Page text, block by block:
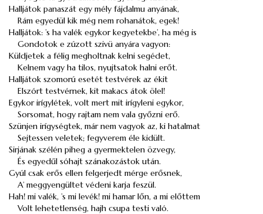
Halljátok panaszát egy mély fájdalmu anyának,
Rám egyedül kik még nem rohanátok, egek!
Halljátok: ’s ha valék egykor kegyetekbe’, ha még is
Gondotok e zúzott szivü anyára vagyon:
Küldjetek a félig megholtnak kelni segédet,
Kelnem vagy ha tilos, nyujtsatok halni erőt.
Halljátok szomorú esetét testvérek az ékit
Elszórt testvérnek, kit makacs átok ölel!
Egykor irígylétek, volt mert mit irígyleni egykor,
Sorsomat, hogy rajtam nem vala győzni erő.
Szünjen irígységtek, már nem vagyok az, ki hatalmat
Sejtessen veletek; fegyverem éle kidült.
Sirjának szélén piheg a gyermektelen özvegy,
És egyedűl sóhajt szánakozástok után.
Gyúl csak erős ellen felgerjedt mérge erősnek,
A’ meggyengültet védeni karja feszül.
Hah! mi valék, ’s mi levék! mi hamar lőn, a mi előttem
Volt lehetetlenség, hajh csupa testi való.